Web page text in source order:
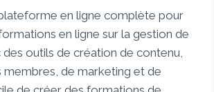
en ligne complète pour
en ligne sur la gestion de
des outils de création de contenu,
membres, de marketing et de